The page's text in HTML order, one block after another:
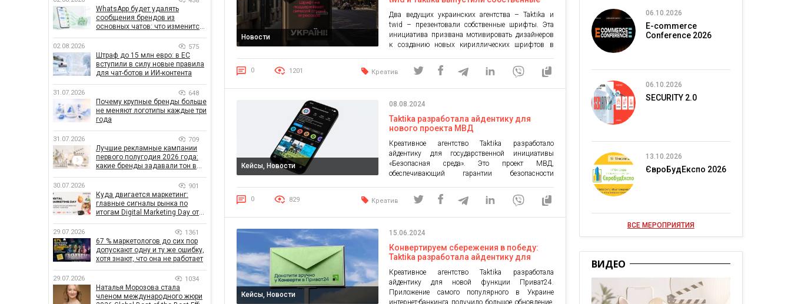
Новости
Два ведущих украинских агентства – Taktika и
twid – презентовали собственные шрифты. Эта
инициатива призвана мотивировать дизайнеров
к созданию новых кириллических шрифтов в
создания украинских шрифтов выходит за рамки
типографии – это часть более широкого процесса
украинском рынке […]
0 1201 Креатив
Кейсы, Новости
08.08.2024
Taktika разработала айдентику для
нового проекта МВД
Креативное агентство Taktika разработало
айдентику для государственной инициативы
«Безопасная среда». Это проект МВД,
обеспечивающий гарантии безопасности
послевоенный период. «Безопасная среда» – это
важная составляющая будущей Украинской
обеспечение безопасности в государстве. В него
вошли 16 различных программ, часть из которых
[…]
0 829 Креатив
Кейсы, Новости
15.06.2024
Конвертируем сбережения в победу:
Taktika разработала айдентику для
Креативное агентство Taktika разработала
айдентику для новой функции Приват24.
Приложение самого популярного в Украине
интернет-банкинга получило большое обновление,
WhatsApp будет удалять
сообщения брендов из
основных чатов: что изменится
02.08.2026 575
Штраф до 15 млн евро: в ЕС
вступили в силу новые правила
для чат-ботов и ИИ-контента
31.07.2026 648
Почему крупные бренды больше
не меняют логотипы каждые три
года
31.07.2026 709
Лучшие рекламные кампании
первого полугодия 2026 года:
какие бренды задавали тон в
30.07.2026 901
Куда двигается маркетинг:
главные сигналы рынка по
итогам Digital Marketing Day от
29.07.2026 1361
67 % маркетологов до сих пор
допускают одну и ту же ошибку,
хотя знают, что она не работает
29.07.2026 1034
Наталья Морозова стала
членом международного жюри
06.10.2026
E-commerce
Conference 2026
06.10.2026
SECURITY 2.0
13.10.2026
ЄвроБудЕкспо 2026
ВСЕ МЕРОПРИЯТИЯ
ВИДЕО